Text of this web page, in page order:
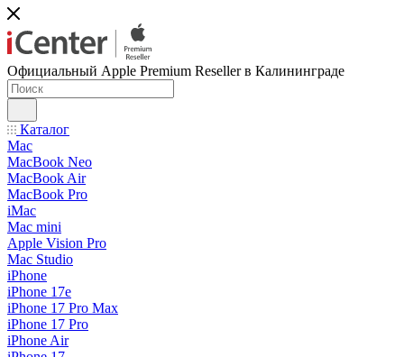
Официальный Apple Premium Reseller в Калининграде
Каталог
Mac
MacBook Neo
MacBook Air
MacBook Pro
iMac
Mac mini
Apple Vision Pro
Mac Studio
iPhone
iPhone 17e
iPhone 17 Pro Max
iPhone 17 Pro
iPhone Air